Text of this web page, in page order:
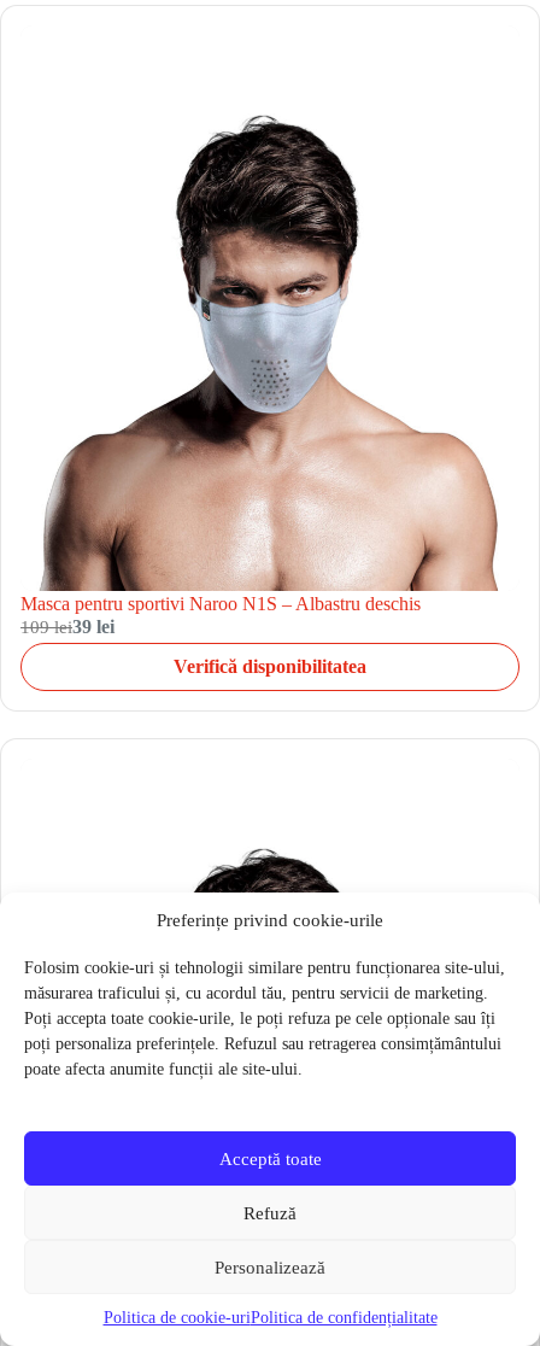
Preferințe privind cookie-urile
Folosim cookie-uri și tehnologii similare pentru funcționarea site-ului,
măsurarea traficului și, cu acordul tău, pentru servicii de marketing.
Poți accepta toate cookie-urile, le poți refuza pe cele opționale sau îți
poți personaliza preferințele. Refuzul sau retragerea consimțământului
poate afecta anumite funcții ale site-ului.
Acceptă toate
Refuză
Personalizează
Politica de cookie-uriPolitica de confidențialitate
Masca pentru sportivi Naroo N1S – Albastru deschis
109 lei39 lei
Verifică disponibilitatea